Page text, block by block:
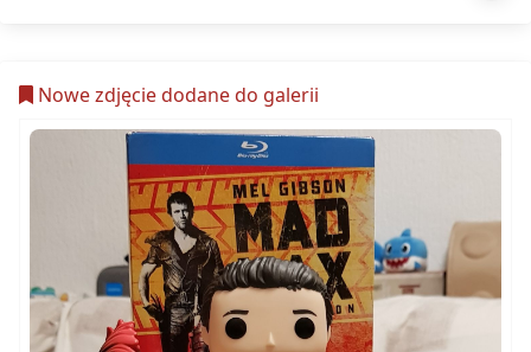
Nowe zdjęcie dodane do galerii